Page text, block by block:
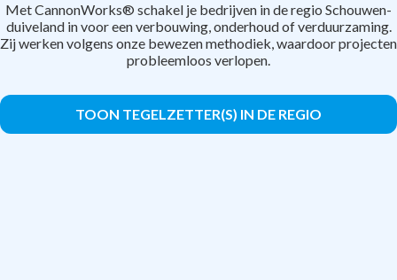
Met CannonWorks® schakel je bedrijven in de regio Schouwen-
duiveland in voor een verbouwing, onderhoud of verduurzaming.
Zij werken volgens onze bewezen methodiek, waardoor projecten
probleemloos verlopen.
TOON TEGELZETTER(S) IN DE REGIO